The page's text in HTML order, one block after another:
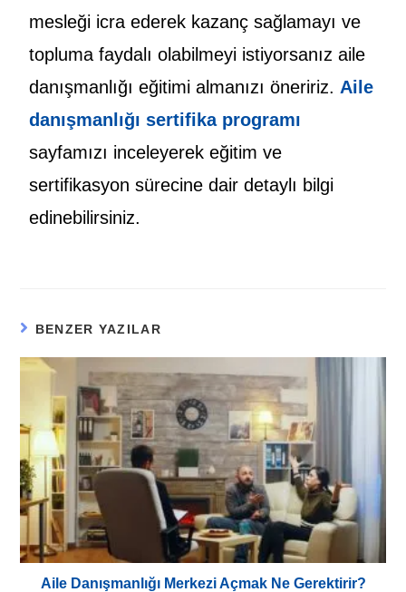
mesleği icra ederek kazanç sağlamayı ve
topluma faydalı olabilmeyi istiyorsanız aile
danışmanlığı eğitimi almanızı öneririz. Aile
danışmanlığı sertifika programı
sayfamızı inceleyerek eğitim ve
sertifikasyon sürecine dair detaylı bilgi
edinebilirsiniz.
BENZER YAZILAR
Aile Danışmanlığı Merkezi Açmak Ne Gerektirir?